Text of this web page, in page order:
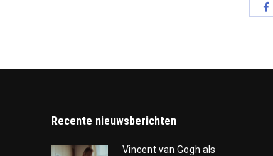
Recente nieuwsberichten
Vincent van Gogh als